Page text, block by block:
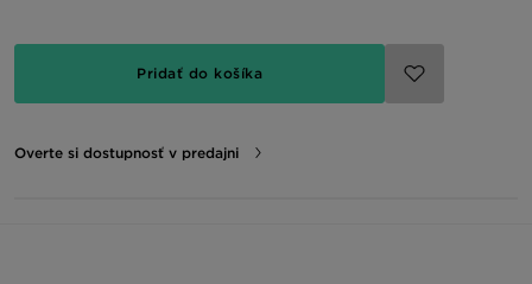
Pridať do košíka
Overte si dostupnosť v predajni